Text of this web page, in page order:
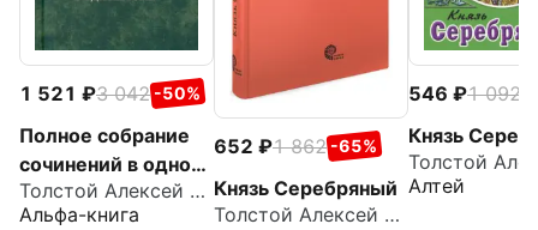
1 521 3 042 -50%
Полное собрание
сочинений в одном
томе
Толстой Алексей Константинович
Альфа-книга
652 1 862 -65%
Князь Серебряный
Толстой Алексей Константинович
546 1 092
Князь
Алтей